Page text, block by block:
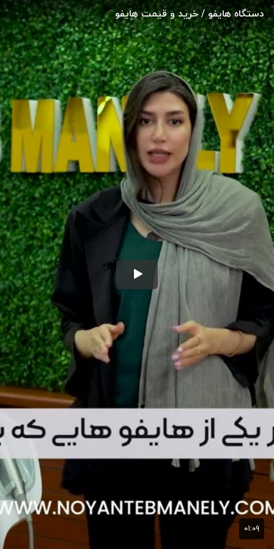
دستگاه هایفو / خرید و قیمت هایفو
۰۱:۰۹